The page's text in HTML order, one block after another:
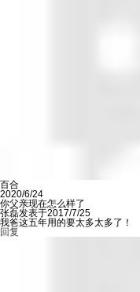
百合
2020/6/24
你父亲现在怎么样了
张磊发表于2017/7/25
我爸这五年用的要太多太多了！
回复